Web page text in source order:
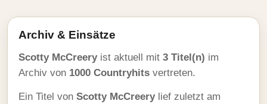
Archiv & Einsätze
Scotty McCreeryist aktuell mit 3 Titel(n) im
Archiv von 1000 Countryhits vertreten.
Ein Titel von Scotty McCreerylief zuletzt am